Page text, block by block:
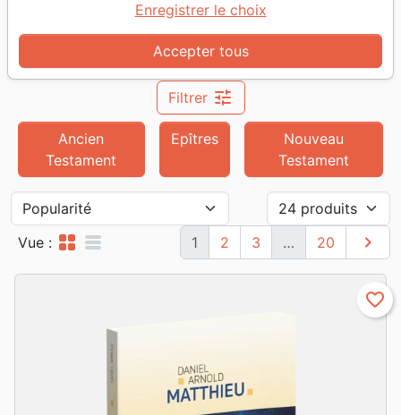
Commentaires 476produits
Filtrer tune
Ancien
Testament
Epîtres
Nouveau
Testament
Vue : grid_view table_rows 1 2 3 … 20 chevron_right
favorite_border
Accepter tous
Enregistrer le choix